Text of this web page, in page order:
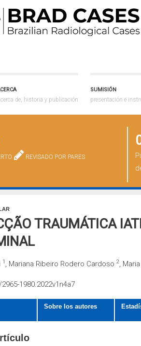
de, historia y publicación
SUMISIÓN
presentación e
REVISADO POR PARES
TRAUMÁTICA
1 , Mariana Ribeiro Rodero Cardoso 2,
2965-1980.2022v1n4a7
Sobre los autores